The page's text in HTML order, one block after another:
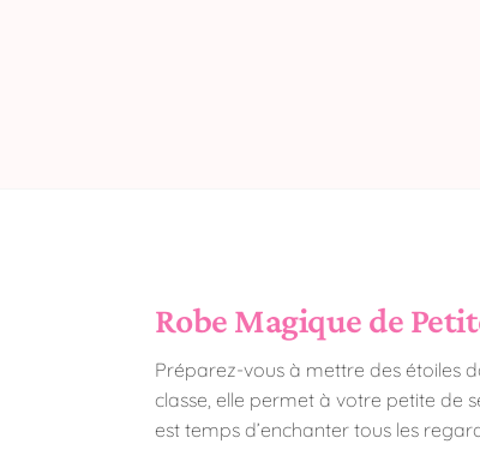
Robe Magique de
Préparez-vous à mettre des étoiles
classe, elle permet à votre petite de
est temps d’enchanter tous les